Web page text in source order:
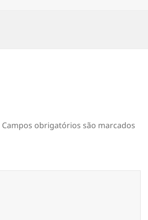
Campos obrigatórios são marcados